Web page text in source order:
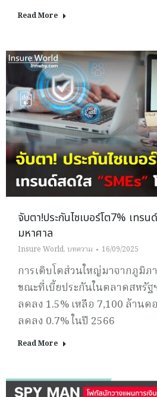
Read More
จับตา!ประกันไซเบอร์โต7% เทรน
มหาศาล
Insure World, บทความ 16/09/2025
การเติบโตส่วนใหญ่มาจากภูมิภ
ขณะที่เบี้ยประกันในตลาดสหรั
ลดลง 1.5% เหลือ 7,100 ล้าน
ลดลง 0.7% ในปี 2566
Read More